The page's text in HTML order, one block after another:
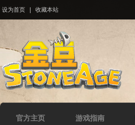
设为首页 收藏本站
官方主页 游戏指南